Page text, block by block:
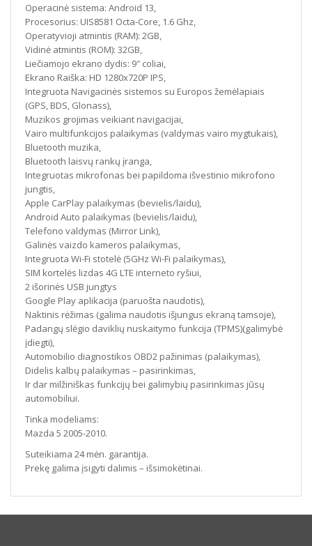
Operacinė sistema: Android 13,
Procesorius: UIS8581 Octa-Core, 1.6 Ghz,
Operatyvioji atmintis (RAM): 2GB,
Vidinė atmintis (ROM): 32GB,
Liečiamojo ekrano dydis: 9″ coliai,
Ekrano Raiška: HD 1280x720P IPS,
Integruota Navigacinės sistemos su Europos žemėlapiais
(GPS, BDS, Glonass),
Muzikos grojimas veikiant navigacijai,
Vairo multifunkcijos palaikymas (valdymas vairo mygtukais),
Bluetooth muzika,
Bluetooth laisvų rankų įranga,
Integruotas mikrofonas bei papildoma išvestinio mikrofono
jungtis,
Apple CarPlay palaikymas (bevielis/laidu),
Android Auto palaikymas (bevielis/laidu),
Telefono valdymas (Mirror Link),
Galinės vaizdo kameros palaikymas,
Integruota Wi-Fi stotelė (5GHz Wi-Fi palaikymas),
SIM kortelės lizdas 4G LTE interneto ryšiui,
2 išorinės USB jungtys
Google Play aplikacija (paruošta naudotis),
Naktinis rėžimas (galima naudotis išjungus ekraną tamsoje),
Padangų slėgio daviklių nuskaitymo funkcija (TPMS)(galimybė
įdiegti),
Automobilio diagnostikos OBD2 pažinimas (palaikymas),
Didelis kalbų palaikymas – pasirinkimas,
Ir dar milžiniškas funkcijų bei galimybių pasirinkimas jūsų
automobiliui.
Tinka modeliams:
Mazda 5 2005-2010.
Suteikiama 24 mėn. garantija.
Prekę galima įsigyti dalimis – išsimokėtinai.